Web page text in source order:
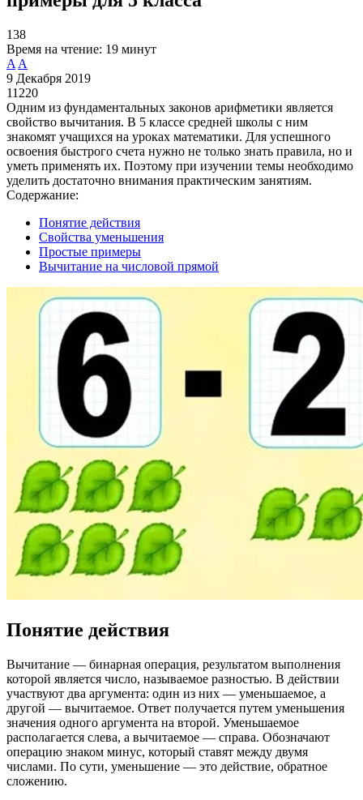
138
Время на чтение: 19 минут
A A
9 Декабря 2019
11220
Одним из фундаментальных законов арифметики является
свойство вычитания. В 5 классе средней школы с ним
знакомят учащихся на уроках математики. Для успешного
освоения быстрого счета нужно не только знать правила, но и
уметь применять их. Поэтому при изучении темы необходимо
уделить достаточно внимания практическим занятиям.
Содержание:
Понятие действия
Свойства уменьшения
Простые примеры
Вычитание на числовой прямой
Понятие действия
Вычитание — бинарная операция, результатом выполнения
которой является число, называемое разностью. В действии
участвуют два аргумента: один из них — уменьшаемое, а
другой — вычитаемое. Ответ получается путем уменьшения
значения одного аргумента на второй. Уменьшаемое
располагается слева, а вычитаемое — справа. Обозначают
операцию знаком минус, который ставят между двумя
числами. По сути, уменьшение — это действие, обратное
сложению.